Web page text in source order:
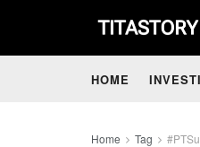
HOME
Home Tag